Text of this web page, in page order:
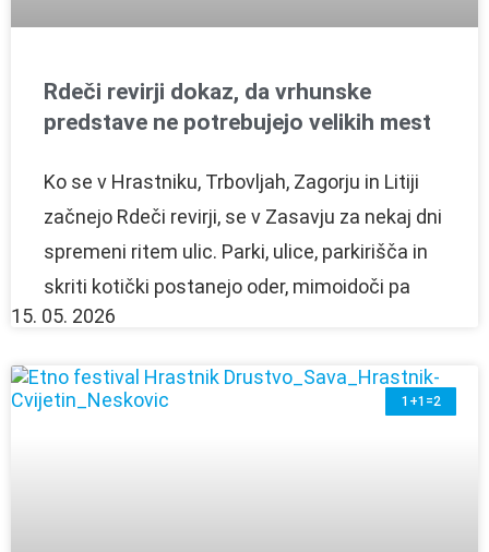
Rdeči revirji dokaz, da vrhunske
predstave ne potrebujejo velikih mest
Ko se v Hrastniku, Trbovljah, Zagorju in Litiji
začnejo Rdeči revirji, se v Zasavju za nekaj dni
spremeni ritem ulic. Parki, ulice, parkirišča in
skriti kotički postanejo oder, mimoidoči pa
15. 05. 2026
1+1=2